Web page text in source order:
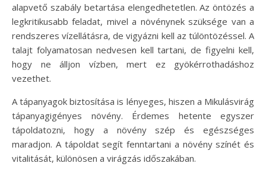
alapvető szabály betartása elengedhetetlen. Az öntözés a
legkritikusabb feladat, mivel a növénynek szüksége van a
rendszeres vízellátásra, de vigyázni kell az túlöntözéssel. A
talajt folyamatosan nedvesen kell tartani, de figyelni kell,
hogy ne álljon vízben, mert ez gyökérrothadáshoz
vezethet.
A tápanyagok biztosítása is lényeges, hiszen a Mikulásvirág
tápanyagigényes növény. Érdemes hetente egyszer
tápoldatozni, hogy a növény szép és egészséges
maradjon. A tápoldat segít fenntartani a növény színét és
vitalitását, különösen a virágzás időszakában.